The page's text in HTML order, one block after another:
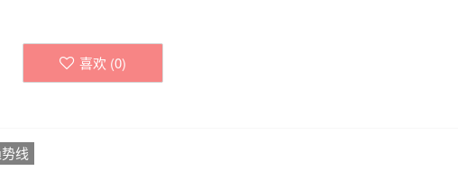
喜欢 (0)
线